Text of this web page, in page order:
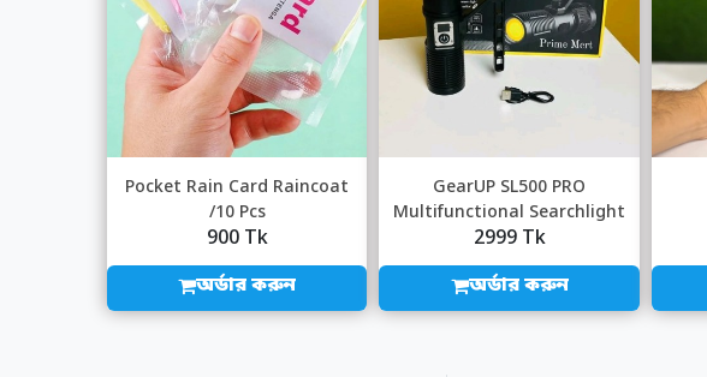
Pocket Rain Card Raincoat
/10 Pcs
900 Tk
অর্ডার করুন
GearUP SL500 PRO
Multifunctional Searchlight
2999 Tk
অর্ডার করুন